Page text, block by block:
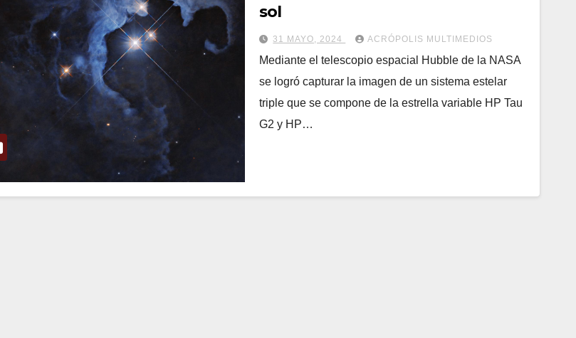
sol
31 MAYO, 2024 ACRÓPOLIS MULTIMEDIOS
Mediante el telescopio espacial Hubble de la NASA
se logró capturar la imagen de un sistema estelar
triple que se compone de la estrella variable HP Tau
G2 y HP…